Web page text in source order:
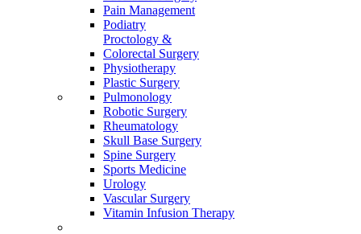
Pain Management
Podiatry
Proctology &
Colorectal Surgery
Physiotherapy
Plastic Surgery
Pulmonology
Robotic Surgery
Rheumatology
Skull Base Surgery
Spine Surgery
Sports Medicine
Urology
Vascular Surgery
Vitamin Infusion Therapy